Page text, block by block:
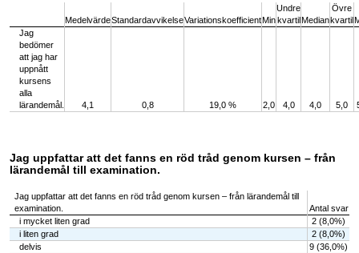
MedelvärdeStandardavvikelseVariationskoefficientMin
Undre
kvartilMedian
Övre
kvartil
Jag
bedömer
att jag har
uppnått
kursens
alla
lärandemål.
4,1 0,8 19,0 % 2,0 4,0 4,0 5,0
Jag uppfattar att det fanns en röd tråd genom kursen – från
lärandemål till examination.
Jag uppfattar att det fanns en röd tråd genom kursen – från lärandemål till
examination.
Antal svar
i mycket liten grad
2 (8,0%)
i liten grad
2 (8,0%)
delvis
9 (36,0%)